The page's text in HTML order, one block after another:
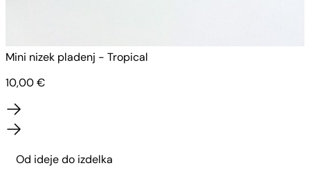
Mini nizek pladenj - Tropical
10,00€
Od ideje do izdelka